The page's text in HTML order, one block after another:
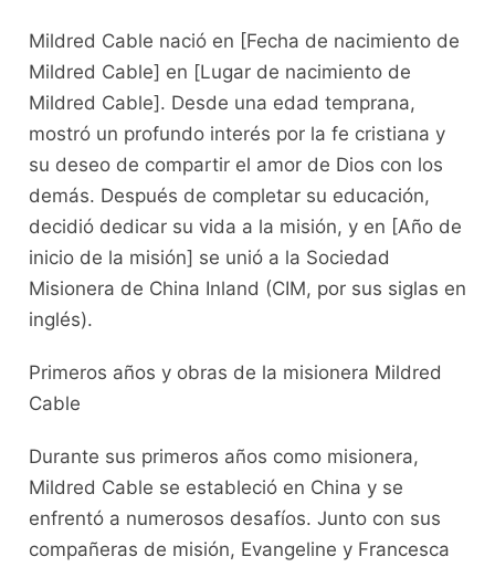
Mildred Cable nació en [Fecha de nacimiento de
Mildred Cable] en [Lugar de nacimiento de
Mildred Cable]. Desde una edad temprana,
mostró un profundo interés por la fe cristiana y
su deseo de compartir el amor de Dios con los
demás. Después de completar su educación,
decidió dedicar su vida a la misión, y en [Año de
inicio de la misión] se unió a la Sociedad
Misionera de China Inland (CIM, por sus siglas en
inglés).
Primeros años y obras de la misionera Mildred
Cable
Durante sus primeros años como misionera,
Mildred Cable se estableció en China y se
enfrentó a numerosos desafíos. Junto con sus
compañeras de misión, Evangeline y Francesca